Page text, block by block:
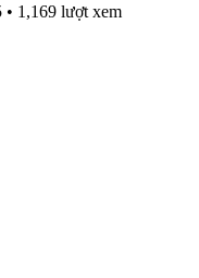
• 1,169 lượt xem